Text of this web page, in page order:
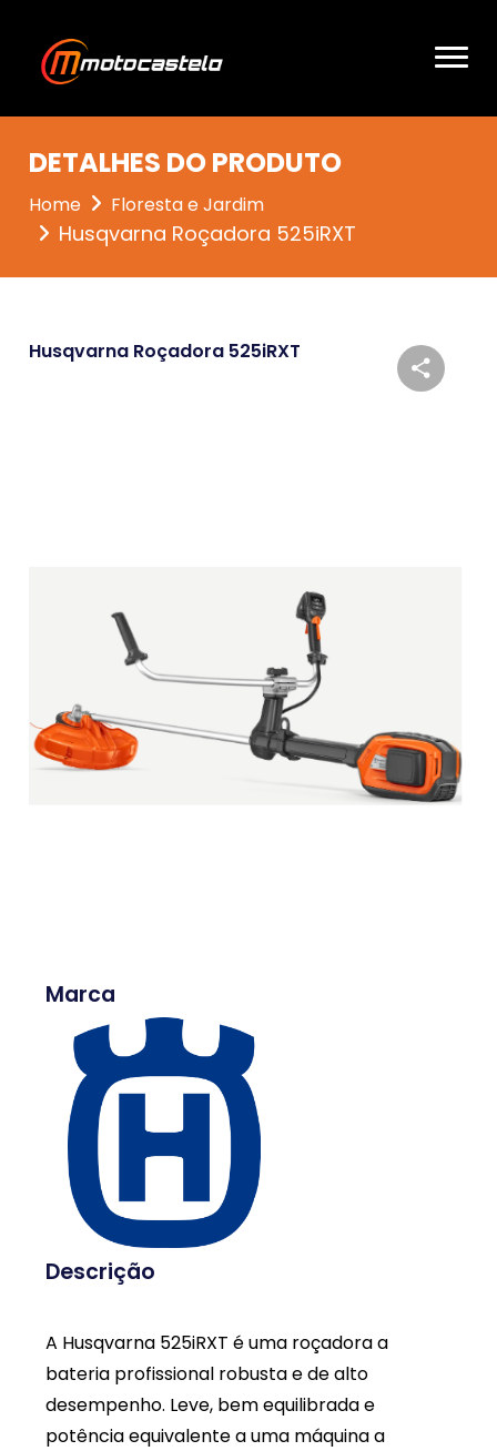
DETALHES DO PRODUTO
Home Floresta e Jardim
Husqvarna Roçadora 525iRXT
Husqvarna Roçadora 525iRXT
Marca
Descrição
A Husqvarna 525iRXT é uma roçadora a
bateria profissional robusta e de alto
desempenho. Leve, bem equilibrada e
potência equivalente a uma máquina a